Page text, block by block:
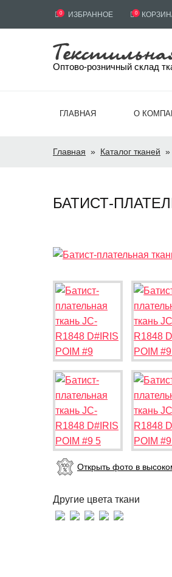
0 ИЗБРАННОЕ 0
Оптово-розничный склад
ГЛАВНАЯ О
Главная » Каталог тканей »
БАТИСТ-
Открыть фото в
Другие цвета ткани